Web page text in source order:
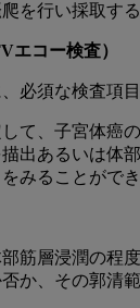
を行い採取する
コー検査）
必須な検査項
て、子宮体癌
出あるいは体
みることができ
筋層浸潤の程
か、その郭清